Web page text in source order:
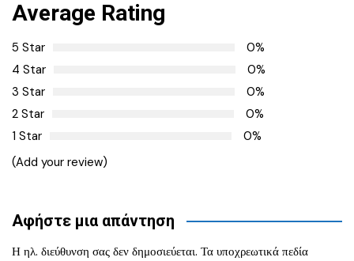
Average Rating
5 Star
0%
4 Star
0%
3 Star
0%
2 Star
0%
1 Star
0%
(Add your review)
Αφήστε μια απάντηση
Η ηλ. διεύθυνση σας δεν δημοσιεύεται. Τα υποχρεωτικά πεδία